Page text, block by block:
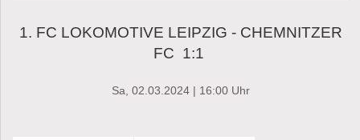
1. FC LOKOMOTIVE LEIPZIG - CHEMNITZER
FC 1:1
Sa, 02.03.2024 | 16:00 Uhr